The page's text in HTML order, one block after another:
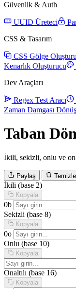
Güvenlik & Auth
UUID Üreteci
CSS & Tasarım
CSS Gölge
Kenarlık Oluşturucu
Dev Araçları
Regex Test Aracı
Zaman Damgası
Taban
İkili, sekizli, onlu ve
Paylaş Temizle
İkili (base 2)
Kopyala
0b
Sekizli (base 8)
Kopyala
0o
Onlu (base 10)
Kopyala
Onaltılı (base 16)
Kopyala